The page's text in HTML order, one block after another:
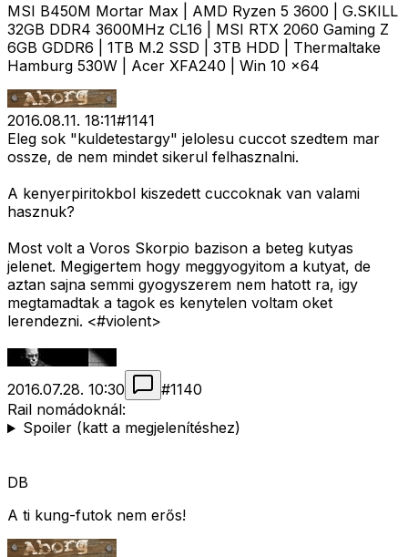
MSI B450M Mortar Max | AMD Ryzen 5 3600 | G.SKILL
32GB DDR4 3600MHz CL16 | MSI RTX 2060 Gaming Z
6GB GDDR6 | 1TB M.2 SSD | 3TB HDD | Thermaltake
Hamburg 530W | Acer XFA240 | Win 10 x64
2016.08.11. 18:11#1141
Eleg sok "kuldetestargy" jelolesu cuccot szedtem mar
ossze, de nem mindet sikerul felhasznalni.
A kenyerpiritokbol kiszedett cuccoknak van valami
hasznuk?
Most volt a Voros Skorpio bazison a beteg kutyas
jelenet. Megigertem hogy meggyogyitom a kutyat, de
aztan sajna semmi gyogyszerem nem hatott ra, igy
megtamadtak a tagok es kenytelen voltam oket
lerendezni. <#violent>
2016.07.28. 10:30 #1140
Rail nomádoknál:
Spoiler (katt a megjelenítéshez)
DB
A ti kung-futok nem erős!